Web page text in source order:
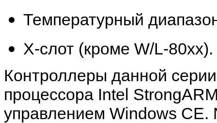
Температурный
Х-слот (кроме W/L-80xx).
Контроллеры данной
процессора Intel
управлением Windows CE.